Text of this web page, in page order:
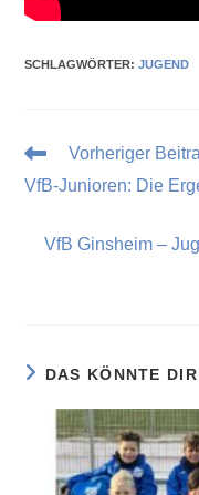
SCHLAGWÖRTER:JUGEND
Vorheriger
VfB-Junioren: Die
VfB Ginsheim –
DAS KÖNNTE